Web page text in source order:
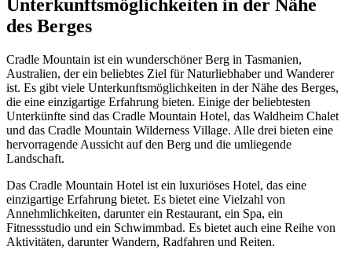
Unterkunftsmöglichkeiten in der Nähe
des Berges
Cradle Mountain ist ein wunderschöner Berg in Tasmanien,
Australien, der ein beliebtes Ziel für Naturliebhaber und Wanderer
ist. Es gibt viele Unterkunftsmöglichkeiten in der Nähe des Berges,
die eine einzigartige Erfahrung bieten. Einige der beliebtesten
Unterkünfte sind das Cradle Mountain Hotel, das Waldheim Chalet
und das Cradle Mountain Wilderness Village. Alle drei bieten eine
hervorragende Aussicht auf den Berg und die umliegende
Landschaft.
Das Cradle Mountain Hotel ist ein luxuriöses Hotel, das eine
einzigartige Erfahrung bietet. Es bietet eine Vielzahl von
Annehmlichkeiten, darunter ein Restaurant, ein Spa, ein
Fitnessstudio und ein Schwimmbad. Es bietet auch eine Reihe von
Aktivitäten, darunter Wandern, Radfahren und Reiten.